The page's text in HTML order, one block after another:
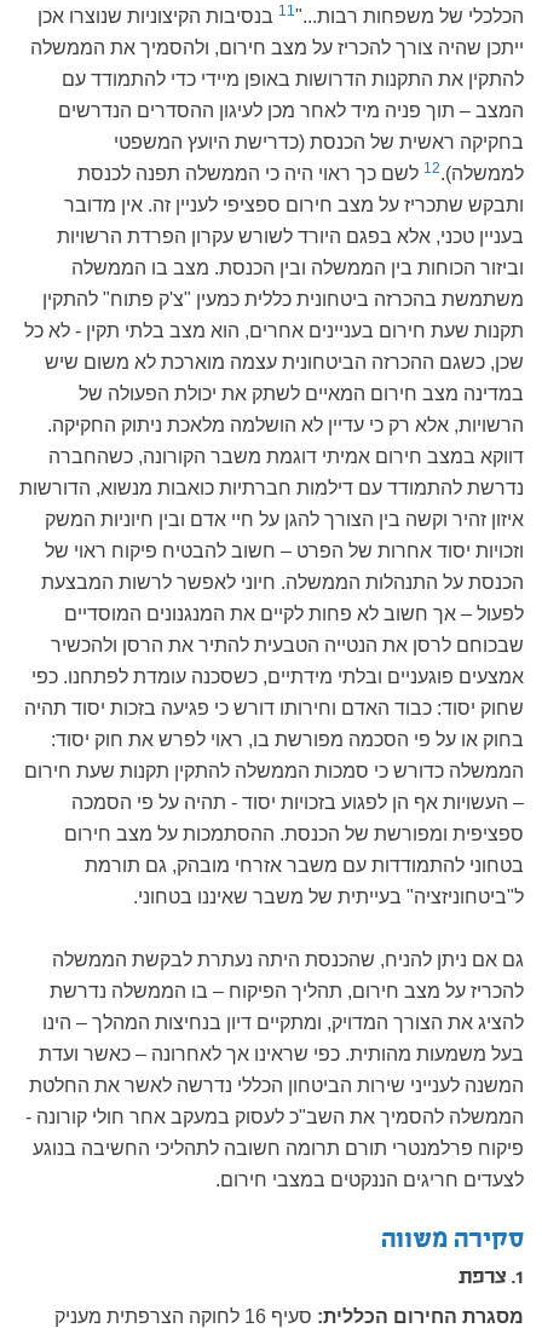
הכלכלי של משפחות רבות..." 11 בנסיבות הקיצוניות שנוצרו אכן
ייתכן שהיה צורך להכריז על מצב חירום, ולהסמיך את הממשלה
להתקין את התקנות הדרושות באופן מיידי כדי להתמודד עם
המצב – תוך פניה מיד לאחר מכן לעיגון ההסדרים הנדרשים
בחקיקה ראשית של הכנסת (כדרישת היועץ המשפטי
לממשלה).12 לשם כך ראוי היה כי הממשלה תפנה לכנסת
ותבקש שתכריז על מצב חירום ספציפי לעניין זה. אין מדובר
בעניין טכני, אלא בפגם היורד לשורש עקרון הפרדת הרשויות
וביזור הכוחות בין הממשלה ובין הכנסת. מצב בו הממשלה
משתמשת בהכרזה ביטחונית כללית כמעין "צ'ק פתוח" להתקין
תקנות שעת חירום בעניינים אחרים, הוא מצב בלתי תקין - לא כל
שכן, כשגם ההכרזה הביטחונית עצמה מוארכת לא משום שיש
במדינה מצב חירום המאיים לשתק את יכולת הפעולה של
הרשויות, אלא רק כי עדיין לא הושלמה מלאכת ניתוק החקיקה.
דווקא במצב חירום אמיתי דוגמת משבר הקורונה, כשהחברה
נדרשת להתמודד עם דילמות חברתיות כואבות מנשוא, הדורשות
איזון זהיר וקשה בין הצורך להגן על חיי אדם ובין חיוניות המשק
וזכויות יסוד אחרות של הפרט – חשוב להבטיח פיקוח ראוי של
הכנסת על התנהלות הממשלה. חיוני לאפשר לרשות המבצעת
לפעול – אך חשוב לא פחות לקיים את המנגנונים המוסדיים
שבכוחם לרסן את הנטייה הטבעית להתיר את הרסן ולהכשיר
אמצעים פוגעניים ובלתי מידתיים, כשסכנה עומדת לפתחנו. כפי
שחוק יסוד: כבוד האדם וחירותו דורש כי פגיעה בזכות יסוד תהיה
בחוק או על פי הסכמה מפורשת בו, ראוי לפרש את חוק יסוד:
הממשלה כדורש כי סמכות הממשלה להתקין תקנות שעת חירום
– העשויות אף הן לפגוע בזכויות יסוד - תהיה על פי הסמכה
ספציפית ומפורשת של הכנסת. ההסתמכות על מצב חירום
בטחוני להתמודדות עם משבר אזרחי מובהק, גם תורמת
ל"ביטחוניזציה" בעייתית של משבר שאיננו בטחוני.
גם אם ניתן להניח, שהכנסת היתה נעתרת לבקשת הממשלה
להכריז על מצב חירום, תהליך הפיקוח – בו הממשלה נדרשת
להציג את הצורך המדויק, ומתקיים דיון בנחיצות המהלך – הינו
בעל משמעות מהותית. כפי שראינו אך לאחרונה – כאשר ועדת
המשנה לענייני שירות הביטחון הכללי נדרשה לאשר את החלטת
הממשלה להסמיך את השב"כ לעסוק במעקב אחר חולי קורונה -
פיקוח פרלמנטרי תורם תרומה חשובה לתהליכי החשיבה בנוגע
לצעדים חריגים הננקטים במצבי חירום.
סקירה משווה
1. צרפת
מסגרת החירום הכללית:
סעיף 16 לחוקה הצרפתית מעניק